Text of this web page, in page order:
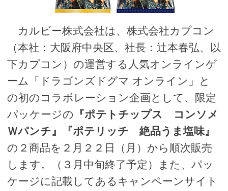
カルビー株式会社は、株式会社カプコン
（本社：大阪府中央区、社長：辻本春弘、以
下カプコン）の運営する人気オンラインゲ
ーム「ドラゴンズドグマ オンライン」と
の初のコラボレーション企画として、限定
パッケージの 『ポテトチップス コンソメ
Ｗパンチ』『ポテリッチ 絶品うま塩味』
の２商品を２月２２日（月）から順次販売
します。（３月中旬終了予定）また、パッ
ケージに記載してあるキャンペーンサイト